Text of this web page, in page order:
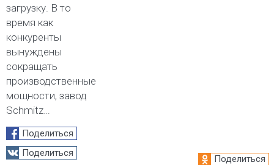
загрузку. В то
время как
конкуренты
вынуждены
сокращать
производственные
мощности, завод
Schmitz…
Поделиться
Поделиться
Поделиться